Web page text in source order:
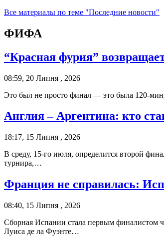
Все материалы по теме "Последние новости"
ФИФА
“Красная фурия”
08:59, 20 Липня , 2026
Это был не просто финал — это была 120-
Англия – Аргентина: кто
18:17, 15 Липня , 2026
В среду, 15-го июля, определится второй
турнира,…
Франция не справилась:
08:40, 15 Липня , 2026
Сборная Испании стала первым финалистом
Луиса де ла Фуэнте…